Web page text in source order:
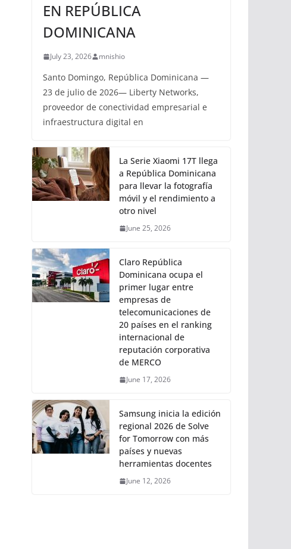
EN REPÚBLICA
DOMINICANA
July 23, 2026 mnishio
Santo Domingo, República Dominicana —
23 de julio de 2026— Liberty Networks,
proveedor de conectividad empresarial e
infraestructura digital en
La Serie Xiaomi 17T llega
a República Dominicana
para llevar la fotografía
móvil y el rendimiento a
otro nivel
June 25, 2026
Claro República
Dominicana ocupa el
primer lugar entre
empresas de
telecomunicaciones de
20 países en el ranking
internacional de
reputación corporativa
de MERCO
June 17, 2026
Samsung inicia la edición
regional 2026 de Solve
for Tomorrow con más
países y nuevas
herramientas docentes
June 12, 2026